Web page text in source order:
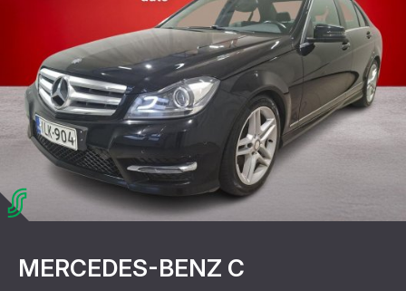
MERCEDES-BENZ C